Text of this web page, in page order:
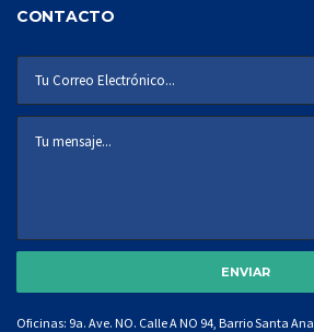
CONTACTO
Oficinas: 9a. Ave. NO. Calle A NO 94, Barrio Santa